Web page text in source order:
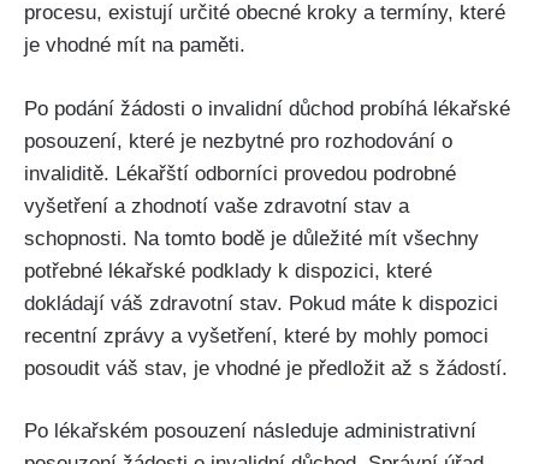
procesu, existují určité obecné kroky a termíny, které
je vhodné mít na paměti.
Po podání žádosti o invalidní důchod probíhá lékařské
posouzení, které je nezbytné pro rozhodování o
invaliditě. Lékařští odborníci provedou podrobné
vyšetření a zhodnotí vaše zdravotní stav a
schopnosti. Na tomto bodě je důležité mít všechny
potřebné lékařské podklady k dispozici, které
dokládají váš zdravotní stav. Pokud máte k dispozici
recentní zprávy a vyšetření, které by mohly pomoci
posoudit váš stav, je vhodné je předložit až s žádostí.
Po lékařském posouzení následuje administrativní